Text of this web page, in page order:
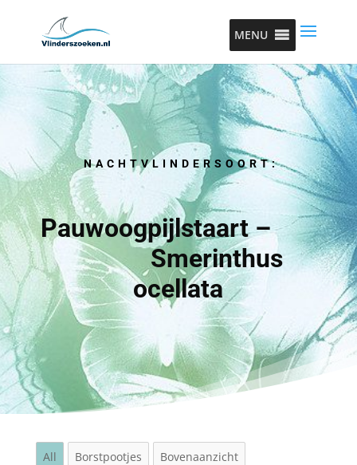
MENU
NACHTVLINDERSOORT:
Pauwoogpijlstaart –
Smerinthus
ocellata
All Borstpootjes Bovenaanzicht